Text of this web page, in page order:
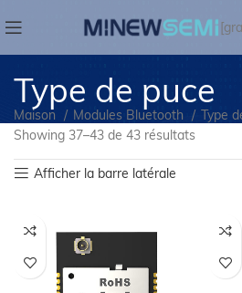
Type de puce
Maison Modules Bluetooth Type
Showing 37–43 de 43 résultats
Afficher la barre latérale